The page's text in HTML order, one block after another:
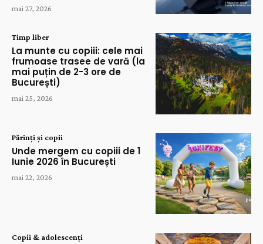
mai 27, 2026
Timp liber
La munte cu copiii: cele mai
frumoase trasee de vară (la
mai puțin de 2-3 ore de
București)
mai 25, 2026
Părinți și copii
Unde mergem cu copiii de 1
Iunie 2026 în București
mai 22, 2026
Copii & adolescenți